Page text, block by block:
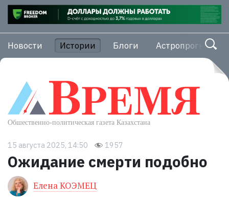
Новости Истории Блоги Астропрогноз
15 августа 2025, 14:50 1957
Ожидание смерти подобно
Елена КОЭМЕЦ